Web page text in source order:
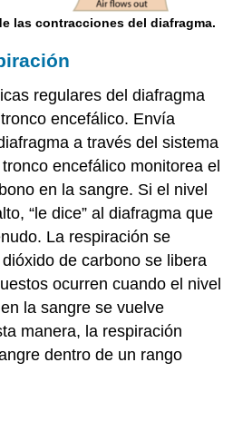
las contracciones del diafragma.
regulares del diafragma
encefálico. Envía
a través del sistema
encefálico monitorea el
en la sangre. Si el nivel
“le dice” al diafragma que
La respiración se
de carbono se libera
ocurren cuando el nivel
la sangre se vuelve
manera, la respiración
dentro de un rango